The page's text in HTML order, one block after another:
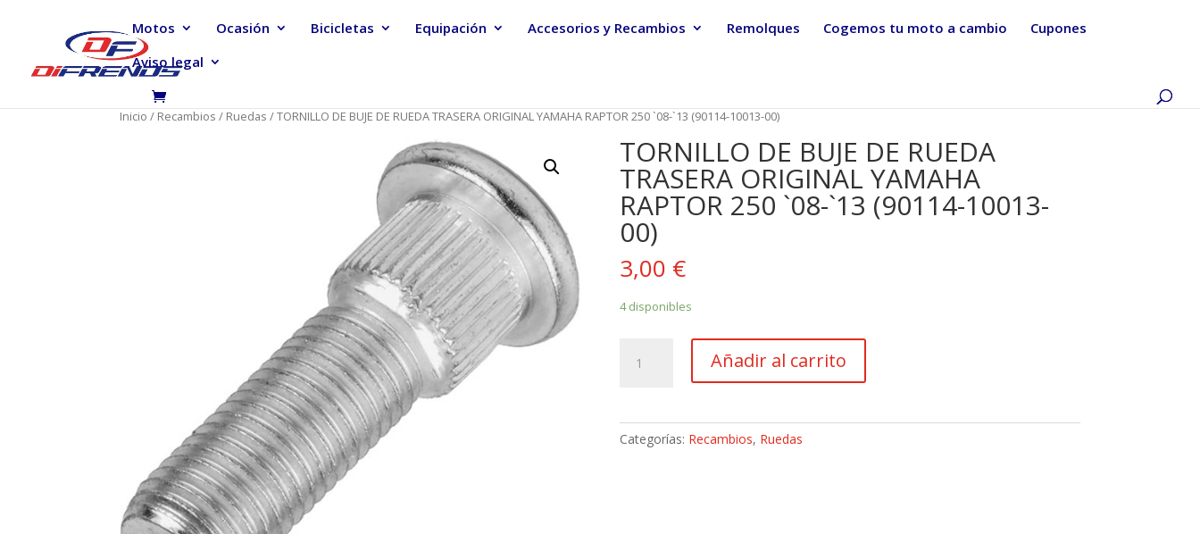
Motos Ocasión Bicicletas Equipación Accesorios y Recambios Remolques Cogemos tu moto a cambio
Cupones
Aviso legal
Inicio / Recambios / Ruedas / TORNILLO DE BUJE DE RUEDA TRASERA ORIGINAL YAMAHA RAPTOR 250 `08-`13 (90114-10013-00)
TORNILLO DE BUJE DE RUEDA
TRASERA ORIGINAL YAMAHA
RAPTOR 250 `08-`13 (90114-10013-
00)
3,00 €
4 disponibles
TRASERA
Añadir al carrito
Categorías: Recambios, Ruedas